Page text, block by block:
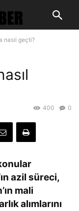
nasıl geçti?
0
400
azil süreci,
mali
alımlarını